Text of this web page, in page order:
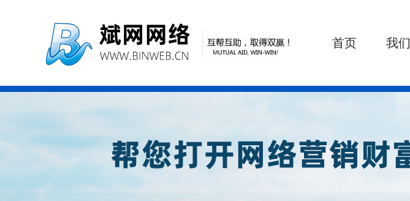
首页 我们